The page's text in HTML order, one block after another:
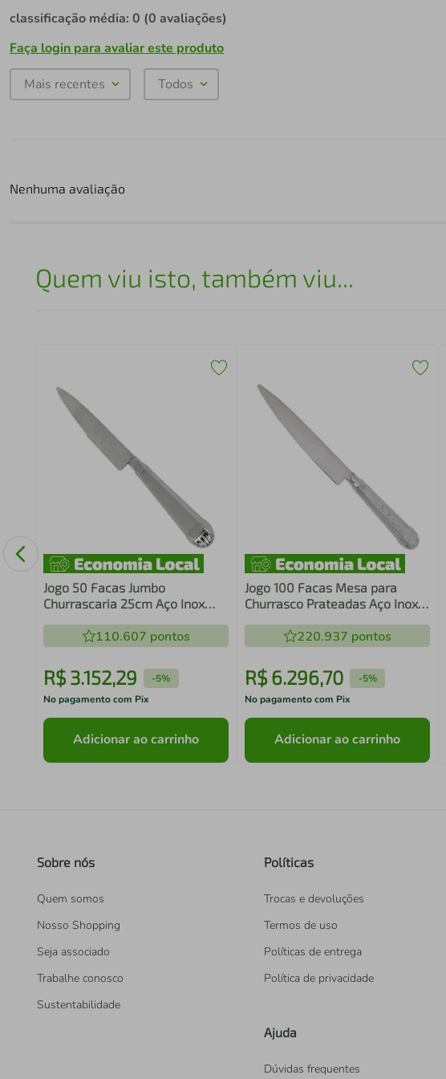
classificação média: 0 (0 avaliações)
Faça login para avaliar este produto
Mais recentes Todos
Nenhuma avaliação
Quem viu isto, também viu...
Jogo 50 Facas Jumbo
Churrascaria 25cm Aço Inox
110.607 pontos
R$ 3.152,29 -5%
No pagamento com Pix
Adicionar ao carrinho
Jogo 100 Facas Mesa para
Churrasco Prateadas Aço Inox
220.937 pontos
R$ 6.296,70 -5%
No pagamento com Pix
Adicionar ao carrinho
Sobre nós
Quem somos
Nosso Shopping
Seja associado
Trabalhe conosco
Sustentabilidade
Políticas
Trocas e devoluções
Termos de uso
Políticas de entrega
Política de privacidade
Ajuda
Dúvidas frequentes